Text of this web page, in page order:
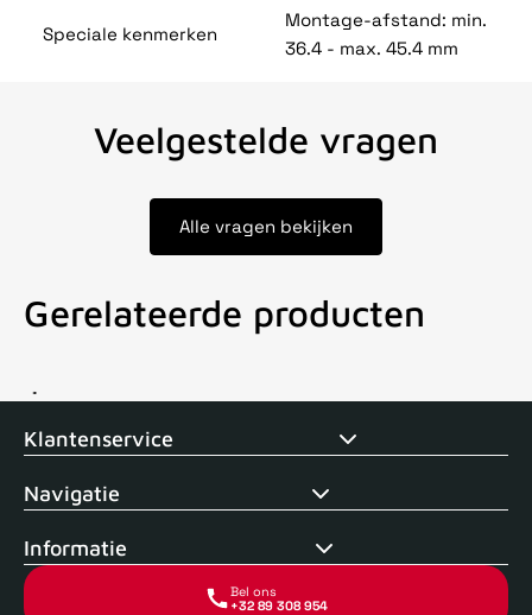
Speciale kenmerken
Montage-afstand: min.
36.4 - max. 45.4 mm
Veelgestelde vragen
Alle vragen bekijken
Gerelateerde producten
Voor 15uur besteld, zelfde dag verstuurd Echte winkel +35
Klantenservice
Navigatie
Informatie
Bel ons
+32 89 308 954